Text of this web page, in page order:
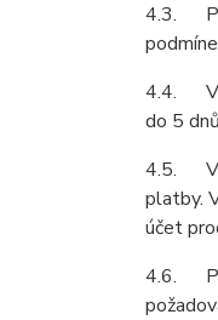
4.3.
4.4. V
do 5
4.5. V
platby.
účet
4.6.